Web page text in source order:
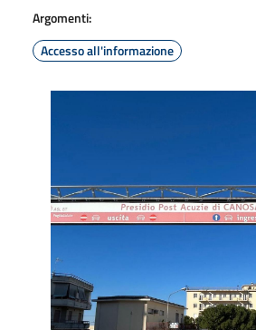
Argomenti:
Accesso all'informazione